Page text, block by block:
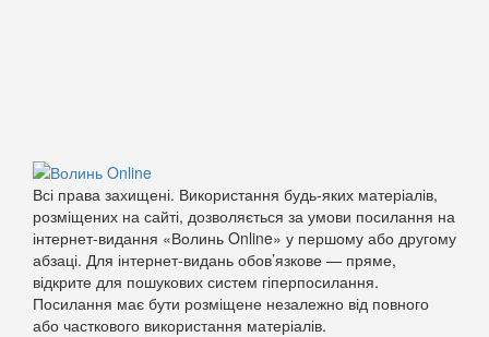
Всі права захищені. Використання будь-яких матеріалів,
розміщених на сайті, дозволяється за умови посилання на
інтернет-видання «Волинь Online» у першому або другому
абзаці. Для інтернет-видань обов’язкове — пряме,
відкрите для пошукових систем гіперпосилання.
Посилання має бути розміщене незалежно від повного
або часткового використання матеріалів.